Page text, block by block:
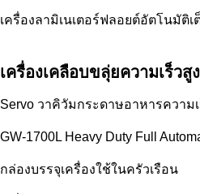
เครื่องลามิเนเตอร์ฟลอยต์อัตโนมั
เครื่องเคลือบขลุ่ยความเร็วสูง
Servo วาคิวัมกระดาษอาหารความ
GW-1700L Heavy Duty Full
กล่องบรรจุเครื่องใช้ในครัวเรือน